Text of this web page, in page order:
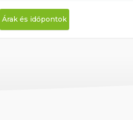
Árak és időpontok